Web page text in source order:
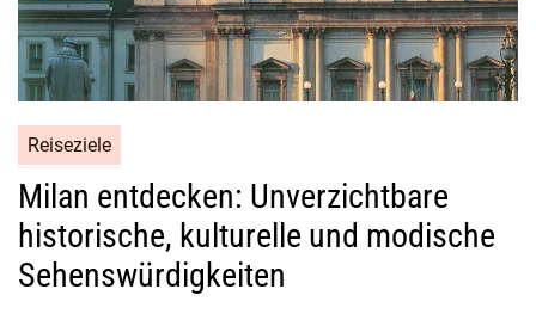
Reiseziele
Milan entdecken: Unverzichtbare
historische, kulturelle und modische
Sehenswürdigkeiten